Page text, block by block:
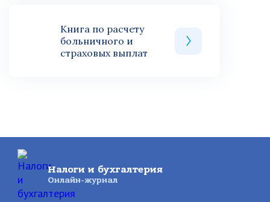
Книга по расчету
больничного и
страховых выплат
Налоги и бухгалтерия
Онлайн-журнал